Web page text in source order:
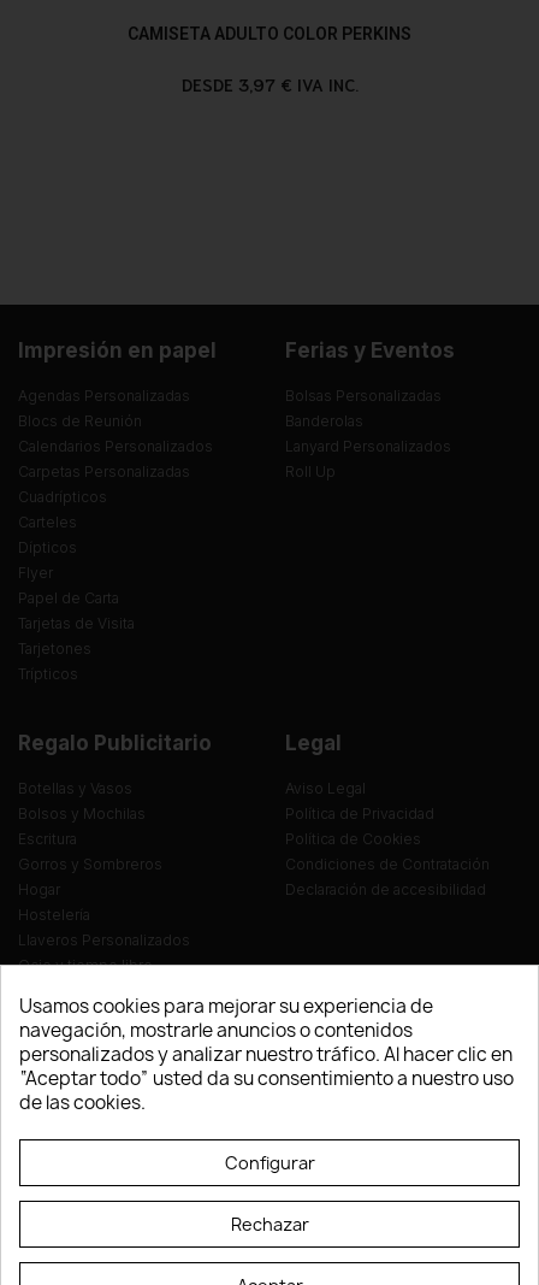
CAMISETA ADULTO COLOR PERKINS
DESDE 3,97 € IVA INC.
Impresión en papel
Agendas Personalizadas
Blocs de Reunión
Calendarios Personalizados
Carpetas Personalizadas
Cuadrípticos
Carteles
Dípticos
Flyer
Papel de Carta
Tarjetas de Visita
Tarjetones
Trípticos
Ferias y Eventos
Bolsas Personalizadas
Banderolas
Lanyard Personalizados
Roll Up
Regalo Publicitario
Botellas y Vasos
Bolsos y Mochilas
Escritura
Gorros y Sombreros
Hogar
Hostelería
Llaveros Personalizados
Ocio y tiempo libre
Ropa y Textil
Tecnología
Verano y playa
Vestuario laboral
Legal
Aviso Legal
Política de Privacidad
Política de Cookies
Condiciones de Contratación
Declaración de accesibilidad
© LEVELPRINT - 2026
Usamos cookies para mejorar su experiencia de
navegación, mostrarle anuncios o contenidos
personalizados y analizar nuestro tráfico. Al hacer clic en
“Aceptar todo” usted da su consentimiento a nuestro uso
de las cookies.
Configurar
Rechazar